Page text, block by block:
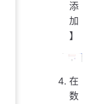
添
加
】
在
数